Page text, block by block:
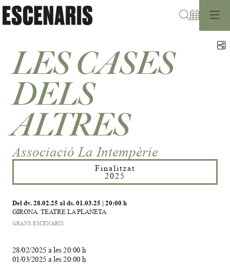
LES CASES
DELS
ALTRES
Associació La Intempèrie
Finalitzat
2025
Del dv. 28.02.25 al ds. 01.03.25 | 20:00 h
GIRONA. TEATRE LA PLANETA
GRANS ESCENARIS
28/02/2025 a les 20:00 h
01/03/2025 a les 20:00 h